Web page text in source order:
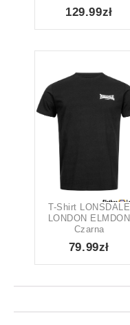
129.99zł
T-Shirt LONSDALE
LONDON ELMDON
Czarna
79.99zł